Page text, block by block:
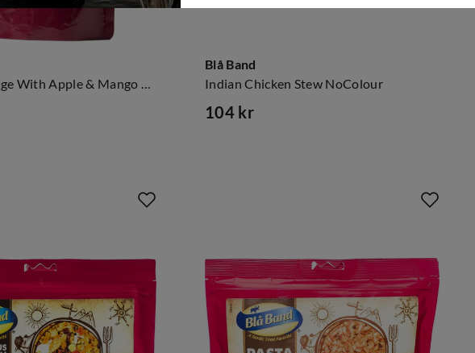
Wheat Porridge With Apple & Mango NoColour
Blå Band
Indian Chicken Stew NoColour
104 kr